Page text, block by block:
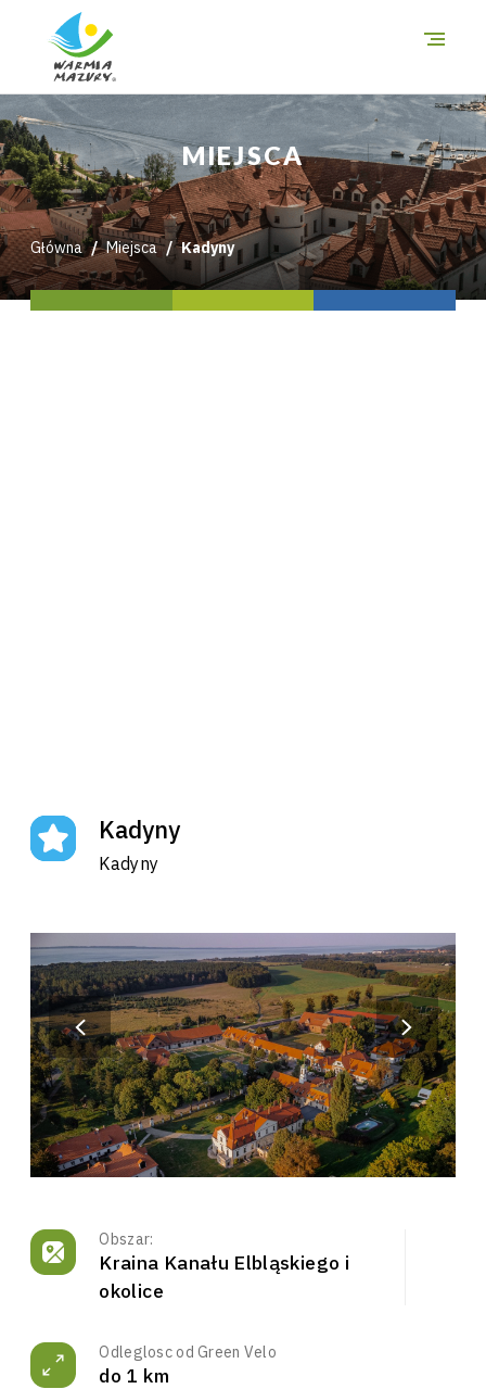
O szlakach
Miejsca
Trasy
i wycieczki
Mapa
MIEJSCA
Główna Miejsca Kadyny
Kadyny
Kadyny
Obszar:
Kraina Kanału Elbląskiego i
okolice
Odleglosc od Green Velo
do 1 km